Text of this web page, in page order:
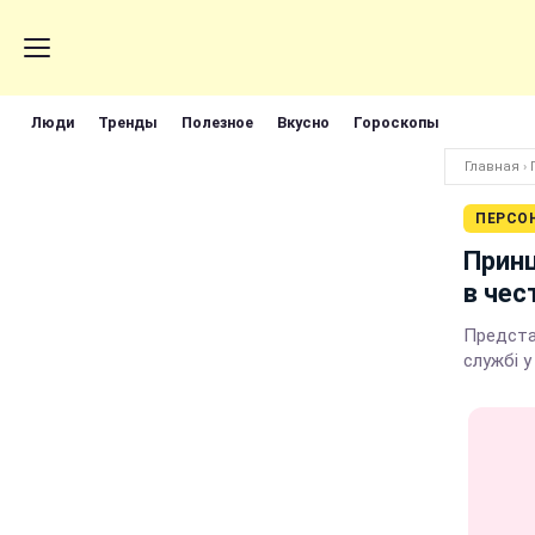
Люди Тренды Полезное Вкусно Гороскопы
Главная ›
в
службі